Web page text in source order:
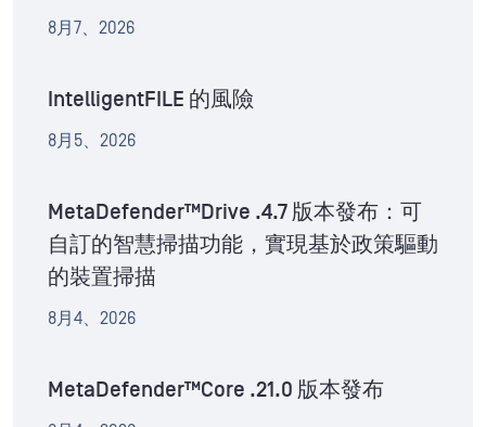
8月7、2026
IntelligentFILE 的風險
8月5、2026
MetaDefender™Drive .4.7 版本發布：可
自訂的智慧掃描功能，實現基於政策驅動
的裝置掃描
8月4、2026
MetaDefender™Core .21.0 版本發布